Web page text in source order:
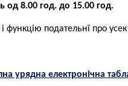
од 8.00 год. до 15.00 год.
функцію подательнї про
урядна електронічна